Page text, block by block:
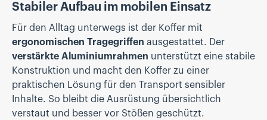
Stabiler Aufbau im mobilen Einsatz
Für den Alltag unterwegs ist der Koffer mit
ergonomischen Tragegriffen ausgestattet. Der
verstärkte Aluminiumrahmen unterstützt eine stabile
Konstruktion und macht den Koffer zu einer
praktischen Lösung für den Transport sensibler
Inhalte. So bleibt die Ausrüstung übersichtlich
verstaut und besser vor Stößen geschützt.